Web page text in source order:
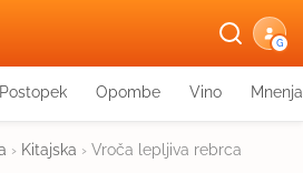
G
Postopek Opombe Vino Mnenja
› Kitajska › Vroča lepljiva rebrca